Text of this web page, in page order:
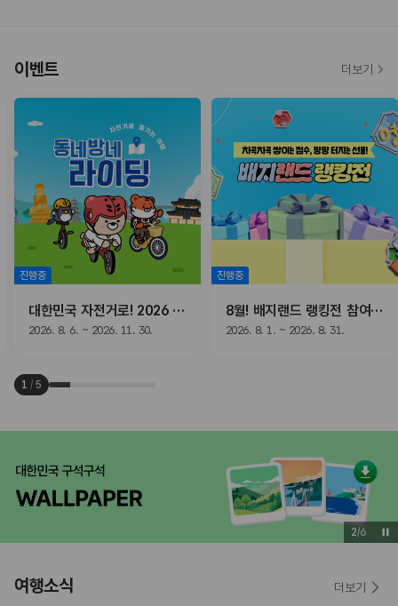
이벤트
진행중
대한민국 자전거로! 2026 동네방네 라이딩
2026. 8. 6. ~ 2026. 11. 30.
진행중
8월! 배지랜드 랭킹전 참여하고, 선물받자!
2026. 8. 1. ~ 2026. 8. 31.
1 / 5
더보기
2/6
여행소식 더보기